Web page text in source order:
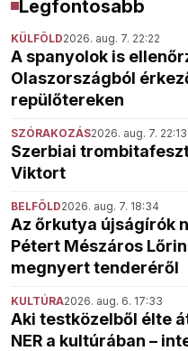
Legfontosabb
KÜLFÖLD2026. aug. 7. 22:22
A spanyolok is
Olaszországból
repülőtereken
SZÓRAKOZÁS2026. aug. 7. 22:13
Szerbiai
Viktort
BELFÖLD2026. aug. 7. 18:34
Az őrkutya újságírók
Pétert Mészáros
megnyert tenderéről
KULTÚRA2026. aug. 6. 17:33
Aki testközelből élte
NER a kultúrában –